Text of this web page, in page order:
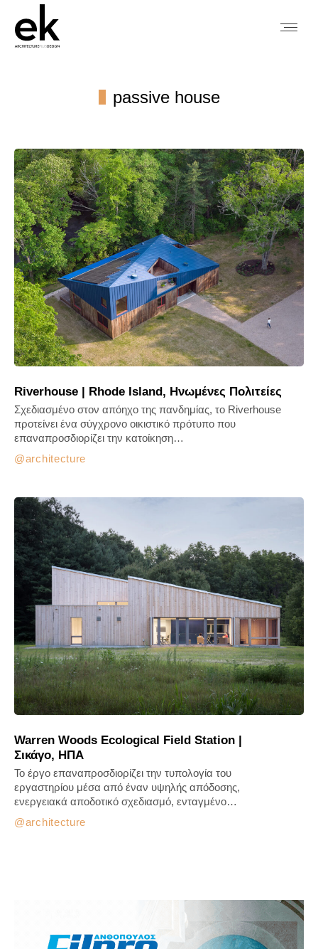
passive house
Riverhouse | Rhode Island, Ηνωμένες Πολιτείες
architecture
Σχεδιασμένο στον απόηχο της πανδημίας, το Riverhouse
προτείνει ένα σύγχρονο οικιστικό πρότυπο που
επαναπροσδιορίζει την κατοίκηση…
Warren Woods Ecological Field Station |
Σικάγο, ΗΠΑ
architecture
Το έργο επαναπροσδιορίζει την τυπολογία του
εργαστηρίου μέσα από έναν υψηλής απόδοσης,
ενεργειακά αποδοτικό σχεδιασμό, ενταγμένο…